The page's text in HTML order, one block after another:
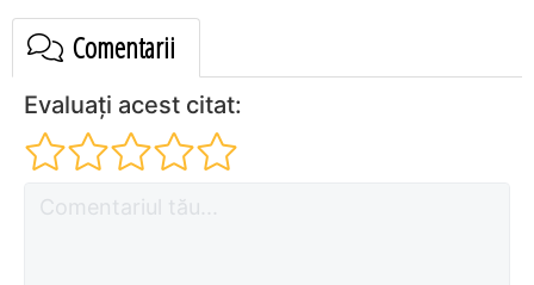
Comentarii
Evaluați acest citat: